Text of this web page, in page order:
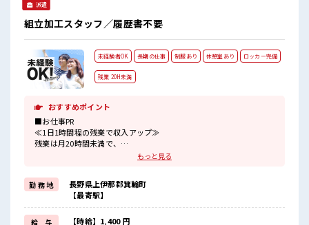
派遣
組立加工スタッフ／履歴書不要
未経験者OK 長期の仕事 制服あり 休憩室あり ロッカー完備
残業 20H未満
おすすめポイント
■お仕事PR
≪1日1時間程の残業で収入アップ≫
残業は月20時間未満で、
制服があるので、
毎日の服装の悩み解消♪
≪未経験OKの仕事≫
新しいことにチャレンジするのは不安だけど、
しっかり働く環境が整っています！
もっと見る
勤 務 地
長野県上伊那郡箕輪町
【最寄駅】
給 与 【時給】1,400 円